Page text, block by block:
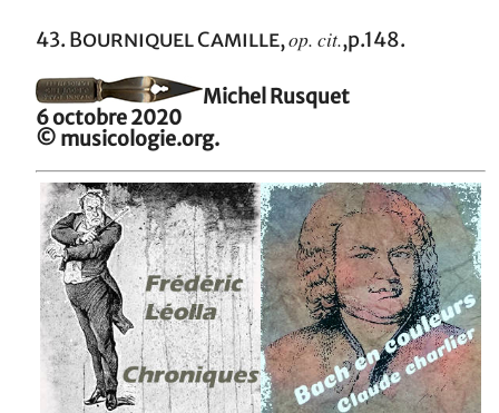
43. Bourniquel Camille,op. cit.,p.148.
Michel Rusquet
6 octobre 2020
© musicologie.org.